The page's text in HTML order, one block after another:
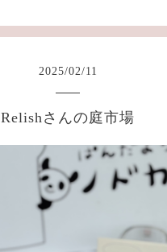
2025/02/11
Relishさんの庭市場